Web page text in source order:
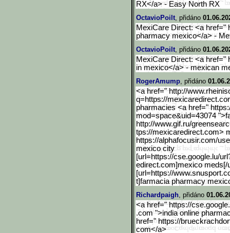
RX</a> - Easy North RX
OctavioPoilt, přidáno
MexiCare Direct: <a href="
pharmacy mexico</a> -
OctavioPoilt, přidáno
MexiCare Direct: <a href="
in mexico</a> - mexican
RogerAmump, přidáno
<a href=" http://
q=https://mexic
pharmacies <a href="
mod=space&uid=43074
http://www.gif.ru/greense
tps://mexicaredirect.com>
https://alphafocusir.com/
mexico city
[url=https://cse.google.lu/
edirect.com]mexico meds[/
[url=https://
t]farmacia pharmacy
Richardpaigh, přidáno
<a href=" https://
.com ">india online
href=" https://
com</a>